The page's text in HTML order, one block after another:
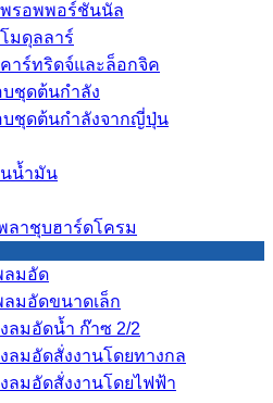
รอพพอร์ชันนัล
มดุลลาร์
าร์ทริดจ์และล็อกจิค
ชุดต้นกำลัง
บชุดต้นกำลังจากญี่ปุ่น
นน้ำมัน
ลาชุบฮาร์ดโครม
ลมอัด
มอัดขนาดเล็ก
ลมอัดน้ำ ก๊าซ 2/2
ลมอัดสั่งงานโดยทางกล
ลมอัดสั่งงานโดยไฟฟ้า